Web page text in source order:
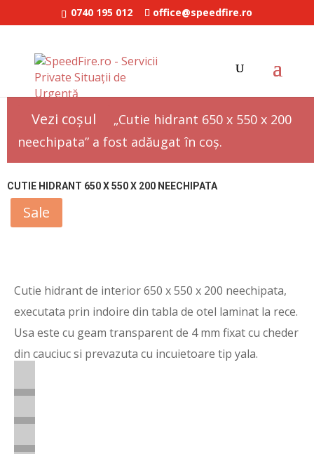
0740 195 012 office@speedfire.ro
SpeedFire/Accesorii PSI / Cutie hidrant & accesorii
/ Cutie hidrant 650 x 550 x
200 neechipata
Vezi coșul
„Cutie hidrant 650 x 550 x 200
neechipata” a fost adăugat în coș.
CUTIE HIDRANT 650 X 550 X 200 NEECHIPATA
Sale
Cutie hidrant de interior 650 x 550 x 200 neechipata,
executata prin indoire din tabla de otel laminat la rece.
Usa este cu geam transparent de 4 mm fixat cu cheder
din cauciuc si prevazuta cu incuietoare tip yala.